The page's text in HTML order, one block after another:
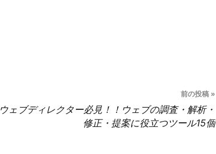
前の投稿 »
ウェブディレクター必見！！ウェブの調査・解析・
修正・提案に役立つツール15個